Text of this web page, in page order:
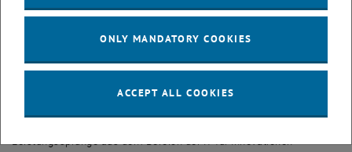
gefordert, Technologieinnovationen aufzugreifen, um die
gestalten. Heute stellen neben optimierten Prozessen und der
Automatisierung vor allem die Digitalisierung und die
überschrieben, die wesentlichen Innovationstreiber dar.
ONLY MANDATORY COOKIES
ACCEPT ALL COOKIES